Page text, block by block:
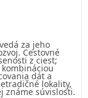
za jeho
Cestovné
z ciest;
dát a
lokality,
známe súvislosti.